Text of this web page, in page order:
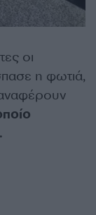
οι
η φωτιά,